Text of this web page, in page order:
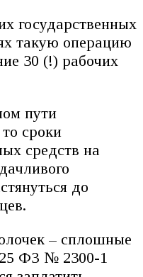
государственных
такую операцию
30 (!) рабочих
пути
сроки
средств на
до
– сплошные
25 ФЗ № 2300-1